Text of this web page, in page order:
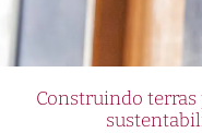
Construindo terras